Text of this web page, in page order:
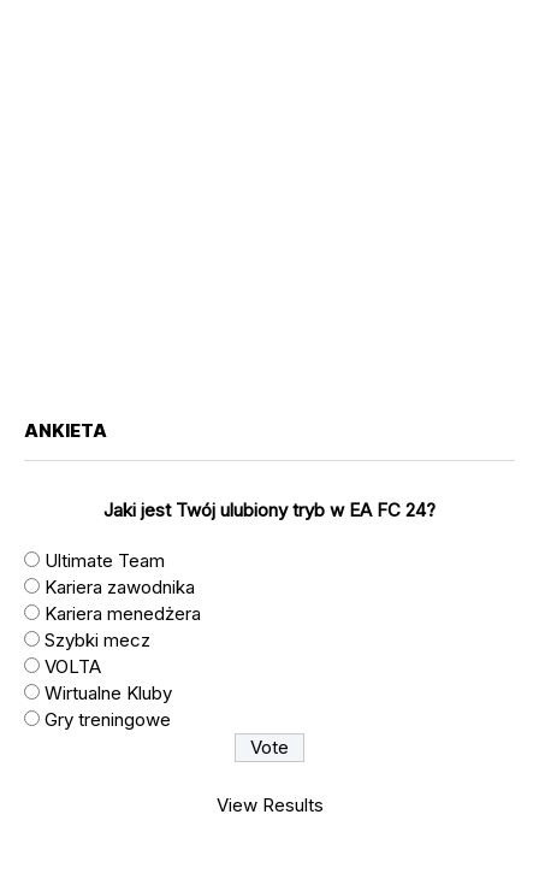
ANKIETA
Jaki jest Twój ulubiony tryb w EA FC 24?
Ultimate Team
Kariera zawodnika
Kariera menedżera
Szybki mecz
VOLTA
Wirtualne Kluby
Gry treningowe
View Results